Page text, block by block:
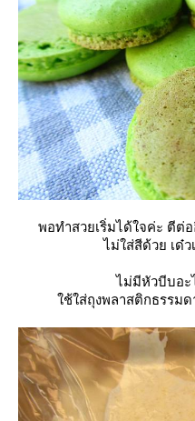
พอทำสวยเริ่มได้ใจค่ะ ตีต่
ไม่ใส่สีด้วย เด๋ว
ไม่มีหัวบีบอะ
ช้ใส่ถุงพลาสติกธรรมด